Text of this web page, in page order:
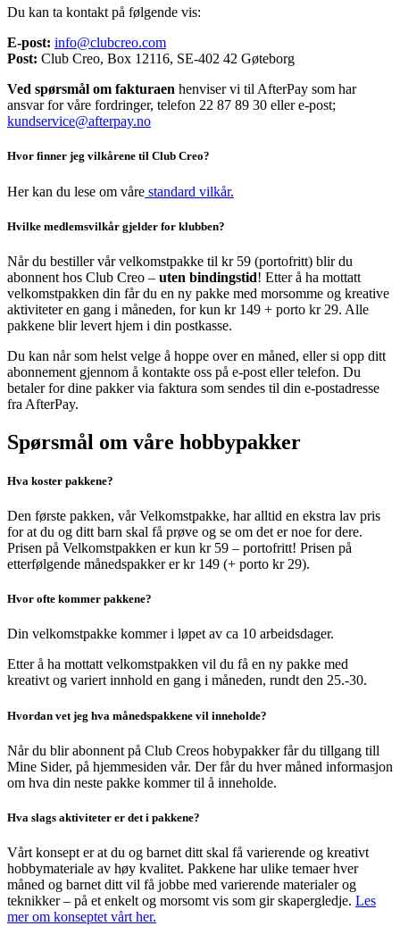
Du kan ta kontakt på følgende vis:
E-post: info@clubcreo.com
Post: Club Creo, Box 12116, SE-402 42 Gøteborg
Ved spørsmål om fakturaen henviser vi til AfterPay som har
ansvar for våre fordringer, telefon 22 87 89 30 eller e-post;
kundservice@afterpay.no
Hvor finner jeg vilkårene til Club Creo?
Her kan du lese om våre standard vilkår.
Hvilke medlemsvilkår gjelder for klubben?
Når du bestiller vår velkomstpakke til kr 59 (portofritt) blir du
abonnent hos Club Creo – uten bindingstid! Etter å ha mottatt
velkomstpakken din får du en ny pakke med morsomme og kreative
aktiviteter en gang i måneden, for kun kr 149 + porto kr 29. Alle
pakkene blir levert hjem i din postkasse.
Du kan når som helst velge å hoppe over en måned, eller si opp ditt
abonnement gjennom å kontakte oss på e-post eller telefon. Du
betaler for dine pakker via faktura som sendes til din e-postadresse
fra AfterPay.
Spørsmål om våre hobbypakker
Hva koster pakkene?
Den første pakken, vår Velkomstpakke, har alltid en ekstra lav pris
for at du og ditt barn skal få prøve og se om det er noe for dere.
Prisen på Velkomstpakken er kun kr 59 – portofritt! Prisen på
etterfølgende månedspakker er kr 149 (+ porto kr 29).
Hvor ofte kommer pakkene?
Din velkomstpakke kommer i løpet av ca 10 arbeidsdager.
Etter å ha mottatt velkomstpakken vil du få en ny pakke med
kreativt og variert innhold en gang i måneden, rundt den 25.-30.
Hvordan vet jeg hva månedspakkene vil inneholde?
Når du blir abonnent på Club Creos hobypakker får du tillgang till
Mine Sider, på hjemmesiden vår. Der får du hver måned informasjon
om hva din neste pakke kommer til å inneholde.
Hva slags aktiviteter er det i pakkene?
Vårt konsept er at du og barnet ditt skal få varierende og kreativt
hobbymateriale av høy kvalitet. Pakkene har ulike temaer hver
måned og barnet ditt vil få jobbe med varierende materialer og
teknikker – på et enkelt og morsomt vis som gir skapergledje. Les
mer om konseptet vårt her.